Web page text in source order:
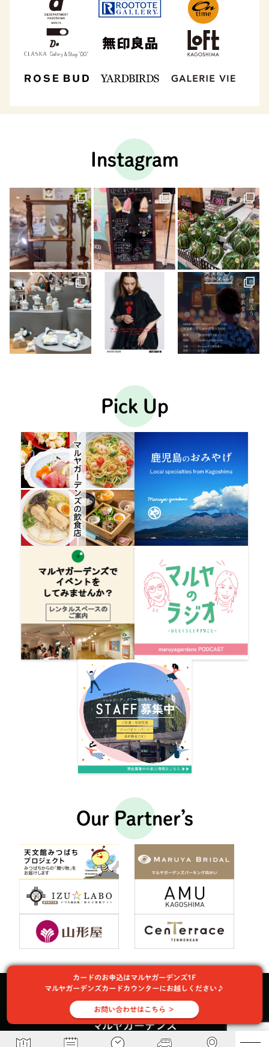
カードのお申込はマルヤガーデンズ1F
マルヤガーデンズカードカウンターにお越しください♪
お問い合わせはこちら ＞
Instagram
Pick Up
Our Partner’s
マルヤガーデンズ
〒892-0826 鹿児島県鹿児島市呉服町６−５